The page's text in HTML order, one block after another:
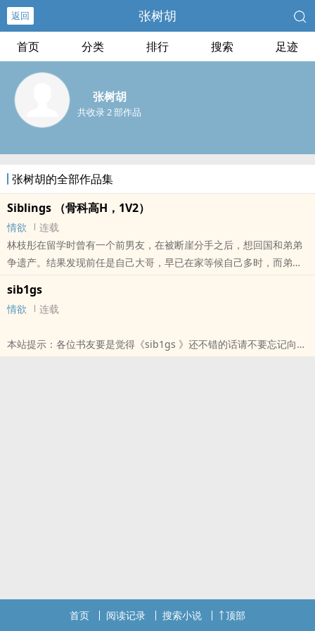
返回 张树胡
首页 分类 排行 搜索 足迹
张树胡
共收录 2 部作品
张树胡的全部作品集
Siblings （骨科高H，1V2）
情欲
连载
林枝彤在留学时曾有一个前男友，在被断崖分手之后，想回国和弟弟
争遗产。结果发现前任是自己大哥，早已在家等候自己多时，而弟弟
腹肌，主动小奶狗，是粉切黑大哥：“说好装作不认识，这辈子只当兄
妹，那为什么他就可以！？”弟弟：“只要让姐姐舒服，我怎样都可
的色诱，大哥的挣扎，轻微虐男主
sib1gs
情欲 连载
本站提示：各位书友要是觉得《sib1gs 》还不错的话请不要忘记向您
首页 阅读记录 搜索小说 顶部